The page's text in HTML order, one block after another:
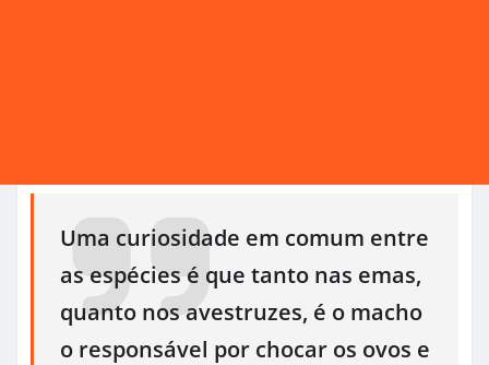
Uma curiosidade em comum entre
as espécies é que tanto nas emas,
quanto nos avestruzes, é o macho
o responsável por chocar os ovos e